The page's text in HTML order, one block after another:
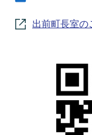
出前町長室の